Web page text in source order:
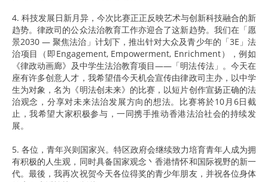
4. 科技发展日新月异，今次比赛正正反映艺术与创新科技融合的新
趋势。律政司的公众法治教育工作亦迎合了这新趋势。我们在「愿
景2030 — 聚焦法治」计划下，推出针对大众及青少年的「3E」法
治项目（即Engagement, Empowerment, Enrichment），例如
《律政动画廊》及中学生法治教育项目——「明法传法」。今天在
座有许多创意人才，我希望借今天机会宣传由律政司主办，以中学
生为对象，名为《明法创未来》的比赛，以短片创作宣扬正确的法
治观念，分享对未来法治发展方向的想法。比赛将於10月6日截
止，我希望大家积极参与，一同携手推动香港法治社会的持续发
展。
5. 各位，青年兴则国家兴。特区政府会继续致力培育青年人成为拥
有积极的人生观，同时具备国家观念丶香港情怀和国际视野的新一
代。最後，我再次祝贺今天各位得奖的青少年朋友，并祝各位身体